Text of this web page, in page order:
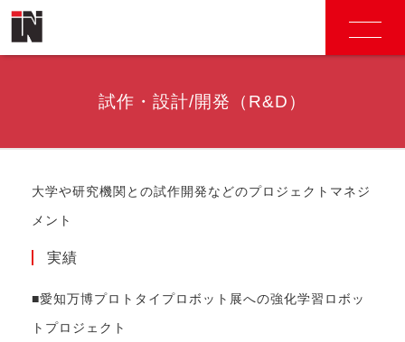
試作・設計/開発（R&D）
大学や研究機関との試作開発などのプロジェクトマネジ
メント
実績
■愛知万博プロトタイプロボット展への強化学習ロボッ
トプロジェクト